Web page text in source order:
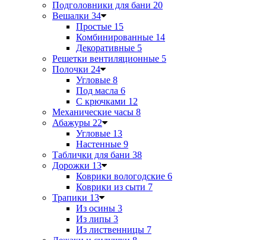
Подголовники для бани 20
Вешалки 34
Простые 15
Комбинированные 14
Декоративные 5
Решетки вентиляционные 5
Полочки 24
Угловые 8
Под масла 6
С крючками 12
Механические часы 8
Абажуры 22
Угловые 13
Настенные 9
Таблички для бани 38
Дорожки 13
Коврики вологодские 6
Коврики из сыти 7
Трапики 13
Из осины 3
Из липы 3
Из лиственницы 7